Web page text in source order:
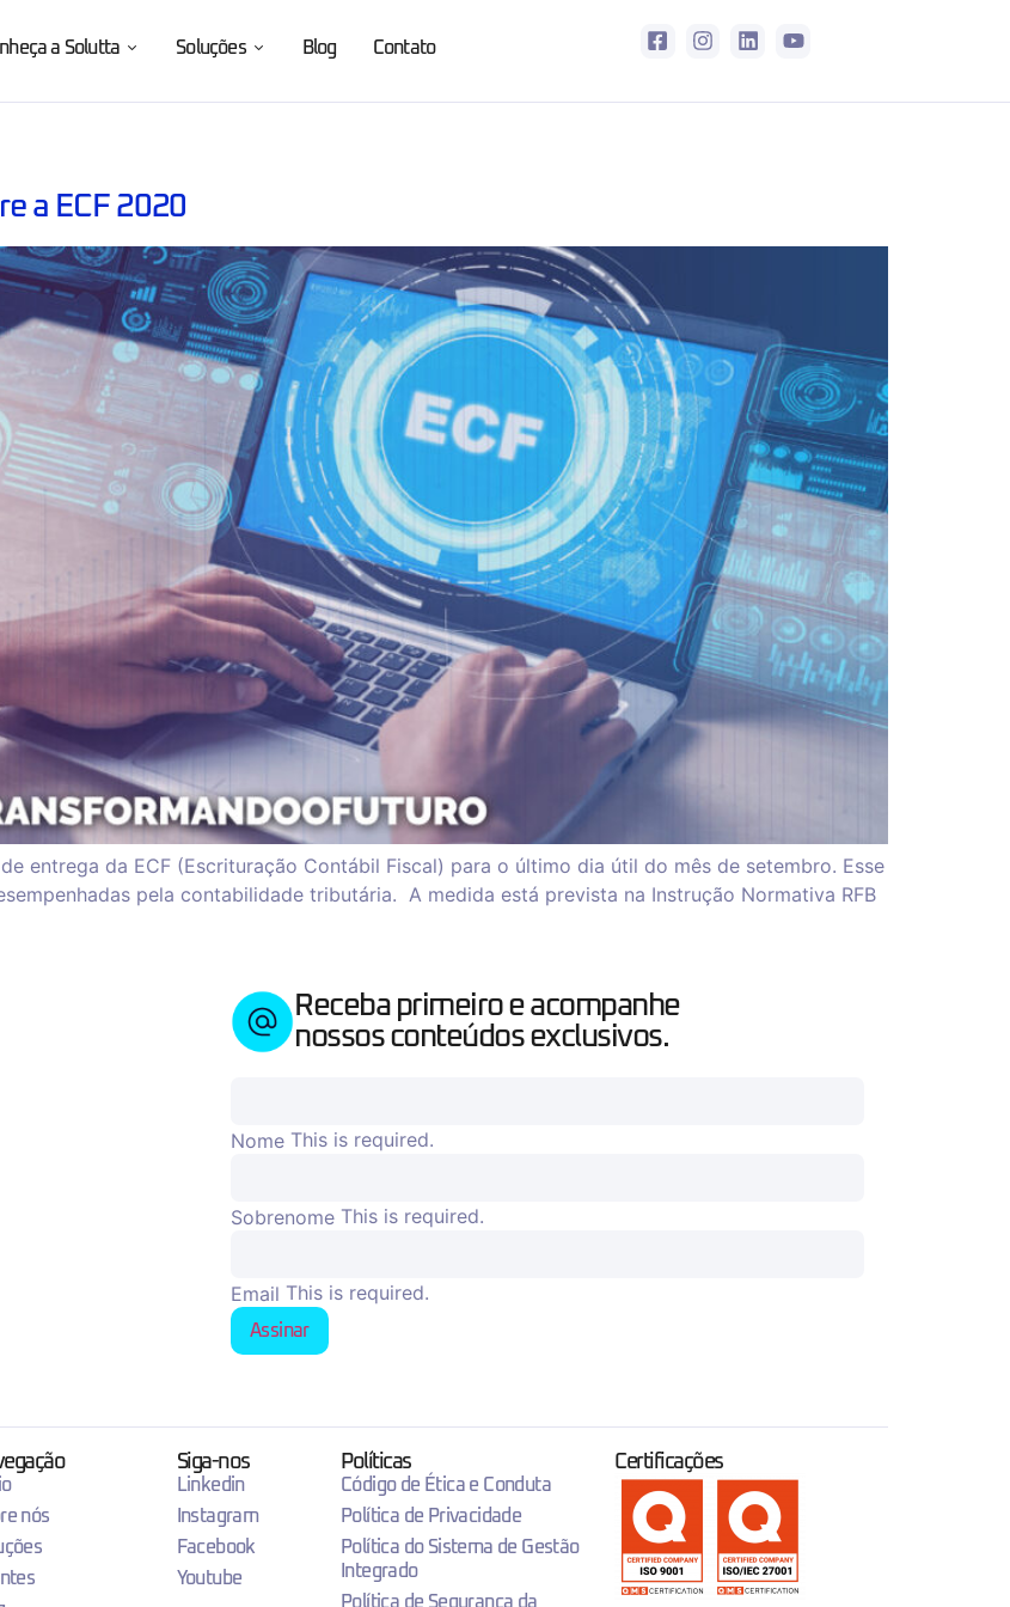
a Solutta Soluções Blog Contato
a ECF 2020
entrega da ECF (Escrituração Contábil Fiscal) para o último dia útil do mês de setembro. Esse
pela contabilidade tributária. A medida está prevista na Instrução Normativa RFB
Receba primeiro e acompanhe
nossos conteúdos exclusivos.
Nome This is required.
Sobrenome This is required.
Email This is required.
Assinar
nós
Siga-nos
Linkedin
Instagram
Facebook
Youtube
Políticas
Código de Ética e Conduta
Política de Privacidade
Política do Sistema de Gestão
Integrado
Política de Segurança da
Certificações